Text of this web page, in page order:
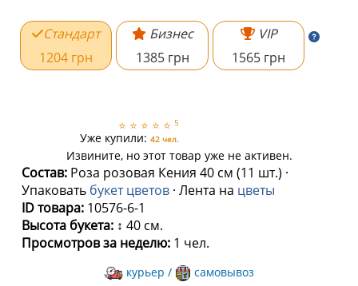
Стандарт
1204 грн
Бизнес
1385 грн
VIP
1565 грн
⭐ ⭐ ⭐ ⭐ ⭐ 5
Уже купили: 42 чел.
Извините, но этот товар уже не активен.
Состав: Роза розовая Кения 40 см (11 шт.) ·
Упаковать букет цветов · Лента на цветы
ID товара: 10576-6-1
Высота букета: ↕ 40 см.
Просмотров за неделю: 1 чел.
курьер /
самовывоз